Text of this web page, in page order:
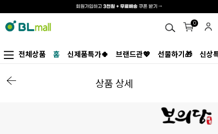
0
전체상품 홈 신제품특가🍀 브랜드관💖 선물하기🎁 신상
상품 상세